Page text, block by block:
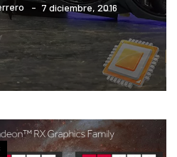
7 diciembre, 2016